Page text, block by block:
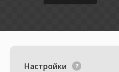
Настройки